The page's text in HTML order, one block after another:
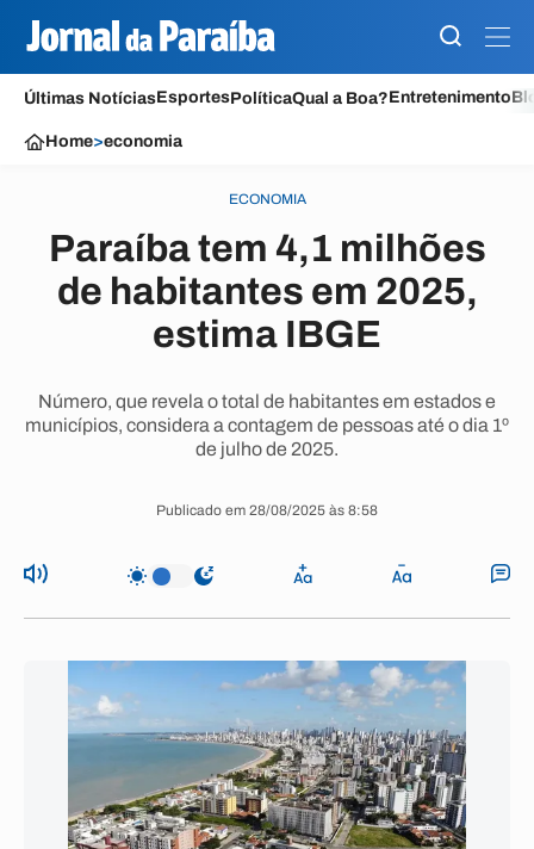
Últimas NotíciasEsportesPolíticaQual a Boa?Entretenimento
Home>economia
ECONOMIA
Paraíba tem 4,1 milhões
de habitantes em 2025,
estima IBGE
Número, que revela o total de habitantes em estados e
municípios, considera a contagem de pessoas até o dia 1º
de julho de 2025.
Publicado em 28/08/2025 às 8:58